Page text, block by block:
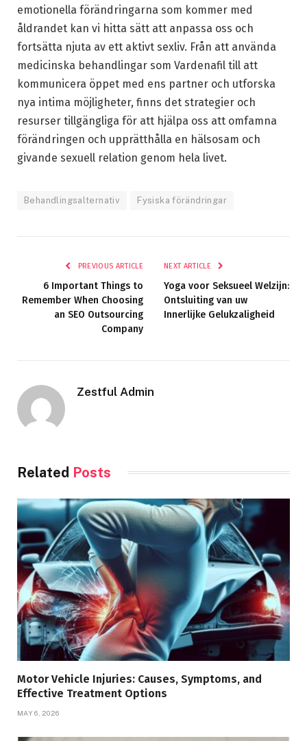
emotionella förändringarna som kommer med
åldrandet kan vi hitta sätt att anpassa oss och
fortsätta njuta av ett aktivt sexliv. Från att använda
medicinska behandlingar som Vardenafil till att
kommunicera öppet med ens partner och utforska
nya intima möjligheter, finns det strategier och
resurser tillgängliga för att hjälpa oss att omfamna
förändringen och upprätthålla en hälsosam och
givande sexuell relation genom hela livet.
Behandlingsalternativ Fysiska förändringar
PREVIOUS ARTICLE
6 Important Things to
Remember When Choosing
an SEO Outsourcing
Company
NEXT ARTICLE
Yoga voor Seksueel Welzijn:
Ontsluiting van uw
Innerlijke Gelukzaligheid
Zestful Admin
Related Posts
Motor Vehicle Injuries: Causes, Symptoms, and
Effective Treatment Options
MAY 6, 2026